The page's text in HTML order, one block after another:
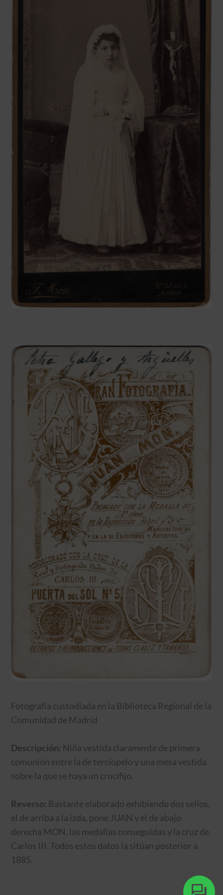
Fotografía custodiada en la Biblioteca Regional de la
Comunidad de Madrid
Descripción: Niña vestida claramente de primera
comunión entre la de terciopelo y una mesa vestida
sobre la que se haya un crucifijo.
Reverso: Bastante elaborado exhibiendo dos sellos,
el de arriba a la izda, pone JUAN y el de abajo
derecha MON, las medallas conseguidas y la cruz de
Carlos III. Todos estos datos la sitúan posterior a
1885.